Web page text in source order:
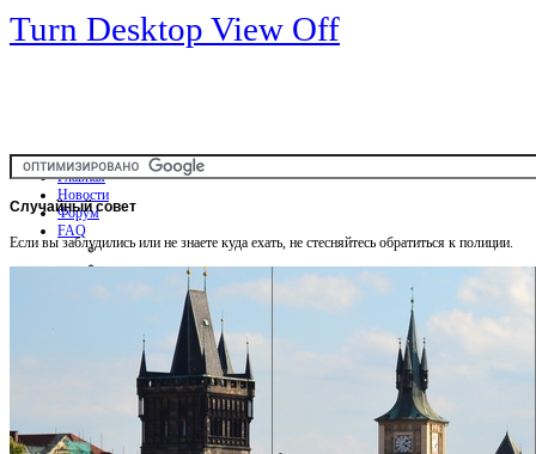
Turn Desktop View Off
Главная
Новости
Форум
FAQ
Общая информация
Советы Автотуристу
Правила дор.движения
Случайныйсовет
Если вы заблудились или не знаете куда ехать, не стесняйтесь обратиться к полиции.